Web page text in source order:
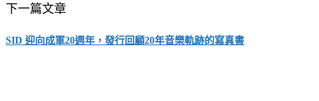
下一篇文章
SID 迎向成軍20週年，發行回顧20年音樂軌跡的寫真書